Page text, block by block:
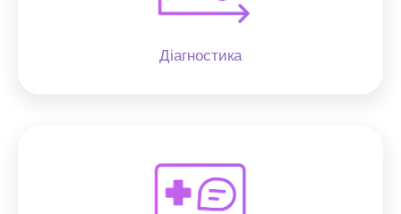
Діагностика